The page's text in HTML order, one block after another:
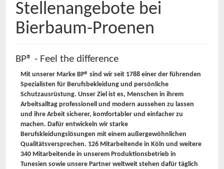
Stellenangebote bei
Bierbaum-Proenen
BP® - Feel the difference
Mit unserer Marke BP® sind wir seit 1788 einer der führenden
Spezialisten für Berufsbekleidung und persönliche
Schutzausrüstung. Unser Ziel ist es, Menschen in ihrem
Arbeitsalltag professionell und modern aussehen zu lassen
und ihre Arbeit sicherer, komfortabler und einfacher zu
machen. Dafür entwickeln wir starke
Berufskleidungslösungen mit einem außergewöhnlichen
Qualitätsversprechen. 126 Mitarbeitende in Köln und weitere
340 Mitarbeitende in unserem Produktionsbetrieb in
Tunesien sowie unsere Partner weltweit stehen dafür täglich